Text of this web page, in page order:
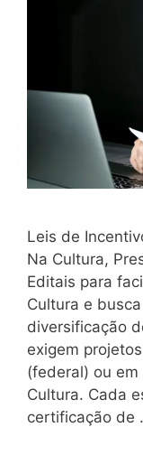
Leis de
Na Cultura,
Editais para
Cultura e
diversificação
exigem
(federal) ou
Cultura. Cada
certificação de